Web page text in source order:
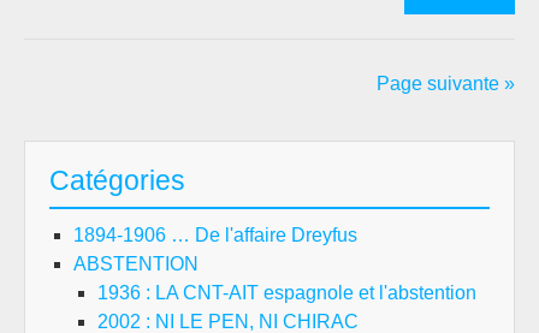
à
:
Page suivante »
Catégories
1894-1906 … De l'affaire Dreyfus
ABSTENTION
1936 : LA CNT-AIT espagnole et l'abstention
2002 : NI LE PEN, NI CHIRAC